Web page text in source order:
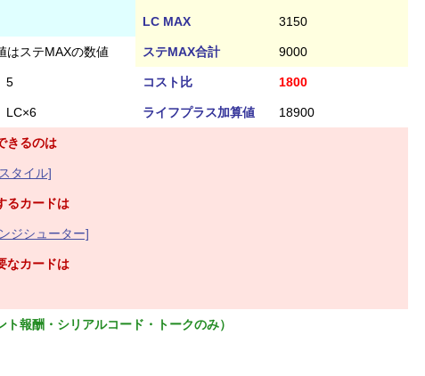
LC MAX 3150
はステMAXの数値 ステMAX合計 9000
5 コスト比 1800
LC×6 ライフプラス加算値 18900
きるのは
タイル]
るカードは
ジシューター]
なカードは
報酬・シリアルコード・トークのみ）